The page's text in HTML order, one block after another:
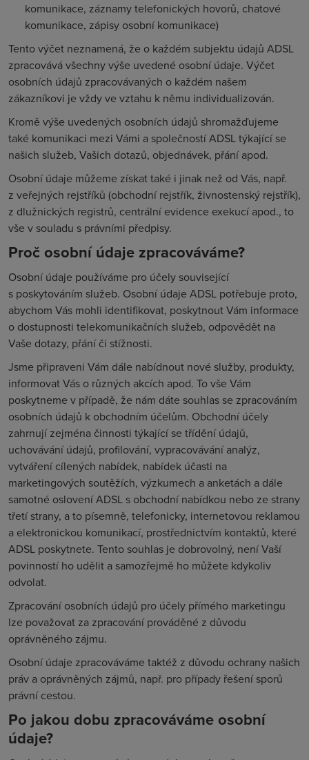
komunikace, záznamy telefonických hovorů, chatové
komunikace, zápisy osobní komunikace)
Tento výčet neznamená, že o každém subjektu údajů ADSL
zpracovává všechny výše uvedené osobní údaje. Výčet
osobních údajů zpracovávaných o každém našem
zákazníkovi je vždy ve vztahu k němu individualizován.
Kromě výše uvedených osobních údajů shromažďujeme
také komunikaci mezi Vámi a společností ADSL týkající se
našich služeb, Vašich dotazů, objednávek, přání apod.
Osobní údaje můžeme získat také i jinak než od Vás, např.
z veřejných rejstříků (obchodní rejstřík, živnostenský rejstřík),
z dlužnických registrů, centrální evidence exekucí apod., to
vše v souladu s právními předpisy.
Proč osobní údaje zpracováváme?
Osobní údaje používáme pro účely související
s poskytováním služeb. Osobní údaje ADSL potřebuje proto,
abychom Vás mohli identifikovat, poskytnout Vám informace
o dostupnosti telekomunikačních služeb, odpovědět na
Vaše dotazy, přání či stížnosti.
Jsme připraveni Vám dále nabídnout nové služby, produkty,
informovat Vás o různých akcích apod. To vše Vám
poskytneme v případě, že nám dáte souhlas se zpracováním
osobních údajů k obchodním účelům. Obchodní účely
zahrnují zejména činnosti týkající se třídění údajů,
uchovávání údajů, profilování, vypracovávání analýz,
vytváření cílených nabídek, nabídek účasti na
marketingových soutěžích, výzkumech a anketách a dále
samotné oslovení ADSL s obchodní nabídkou nebo ze strany
třetí strany, a to písemně, telefonicky, internetovou reklamou
a elektronickou komunikací, prostřednictvím kontaktů, které
ADSL poskytnete. Tento souhlas je dobrovolný, není Vaší
povinností ho udělit a samozřejmě ho můžete kdykoliv
odvolat.
Zpracování osobních údajů pro účely přímého marketingu
lze považovat za zpracování prováděné z důvodu
oprávněného zájmu.
Osobní údaje zpracováváme taktéž z důvodu ochrany našich
práv a oprávněných zájmů, např. pro případy řešení sporů
právní cestou.
Po jakou dobu zpracováváme osobní
údaje?